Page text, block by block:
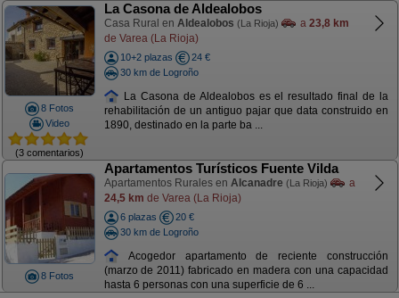
8 Fotos
Video
(3 comentarios)
La Casona de Aldealobos
Casa Rural en Aldealobos (La Rioja) a 23,8 km
de Varea (La Rioja)
10+2 plazas
24 €
30 km de Logroño
La Casona de Aldealobos es el resultado final de la
rehabilitación de un antiguo pajar que data construido en
1890, destinado en la parte ba ...
8 Fotos
Apartamentos Turísticos Fuente Vilda
Apartamentos Rurales en Alcanadre (La Rioja)
a
24,5 km de Varea (La Rioja)
6 plazas
20 €
30 km de Logroño
Acogedor apartamento de reciente construcción
(marzo de 2011) fabricado en madera con una capacidad
hasta 6 personas con una superficie de 6 ...